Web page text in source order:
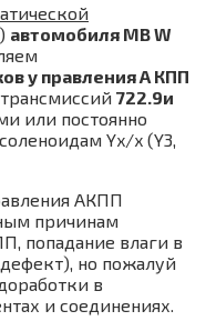
) автомобиля MB W
у правления А КПП
722.9и
или постоянно
Yx/x (Y3,
АКПП
причинам
попадание влаги в
но пожалуй
в
и соединениях.